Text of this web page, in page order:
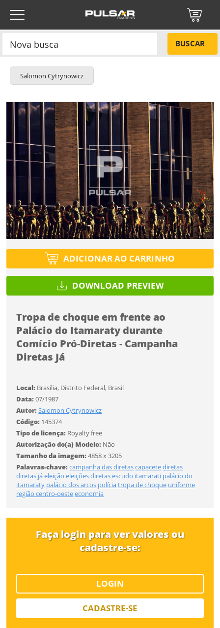
BUSCAR
Salomon Cytrynowicz
ADICIONAR AO CARRINHO
DOWNLOAD PREVIEW
Tropa de choque em frente ao
Palácio do Itamaraty durante
Comício Pró-Diretas - Campanha
Diretas Já
Local: Brasília, Distrito Federal, Brasil
Data:07/1987
Autor:Salomon Cytrynowicz
Código: 145374
Tipo de licença: Royalty free
Autorização do(a) Modelo: Não
Tamanho da imagem:4858 x 3205
Palavras-chave:campanha das diretascapacetediretas
diretas jáeleição eleições diretasescudo itamarati palácio do
itamaraty palácio dos arcos políciatropa de choque uniforme
região centro-oesteeconomia
Faça login para ver valores ou
cadastre-se:
LOGIN
CADASTRE-SE
Título do projeto
Selecione
Utilização
Tamanho
Códigos
Título do projeto
Tipo de projeto
Utilização
Formato
Tamanho
FINALIZAR
Você ainda não tem conta?
ENTRAR
ENVIAR
Protegido por reCAPTCHA — Privacidade·Termos
SALVAR
Desejo receber novidades sobre a Pulsar Imagens
Li e concordo com os Termos de Uso do site
Já tem uma conta?
ENTRAR
NÃO
SIM
Título do projeto
Tipo de projeto
Selecione
Utilização
Tamanho
Tamanho PR$ 57,00
Tamanho MR$ 114,00
Tamanho GR$ 171,00